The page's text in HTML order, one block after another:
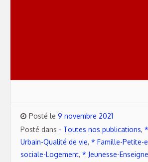
Posté le 9 novembre 2021
Posté dans - Toutes nos publications,
Urbain-Qualité de vie, * Famille-Petite-
sociale-Logement, * Jeunesse-